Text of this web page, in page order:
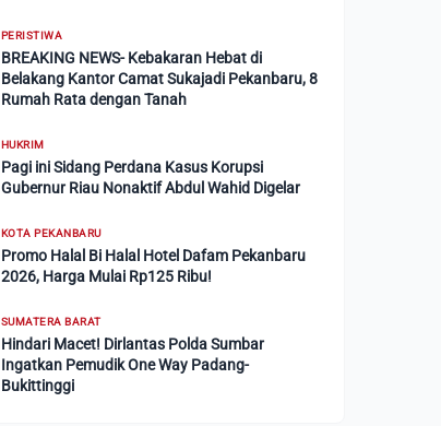
PERISTIWA
BREAKING NEWS- Kebakaran Hebat di
Belakang Kantor Camat Sukajadi Pekanbaru, 8
Rumah Rata dengan Tanah
HUKRIM
Pagi ini Sidang Perdana Kasus Korupsi
Gubernur Riau Nonaktif Abdul Wahid Digelar
KOTA PEKANBARU
Promo Halal Bi Halal Hotel Dafam Pekanbaru
2026, Harga Mulai Rp125 Ribu!
SUMATERA BARAT
Hindari Macet! Dirlantas Polda Sumbar
Ingatkan Pemudik One Way Padang-
Bukittinggi